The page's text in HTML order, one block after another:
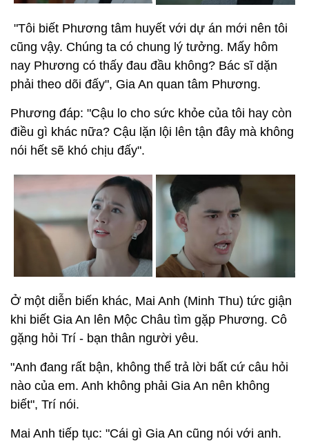
"Tôi biết Phương tâm huyết với dự án mới nên tôi
cũng vậy. Chúng ta có chung lý tưởng. Mấy hôm
nay Phương có thấy đau đầu không? Bác sĩ dặn
phải theo dõi đấy", Gia An quan tâm Phương.
Phương đáp: "Cậu lo cho sức khỏe của tôi hay còn
điều gì khác nữa? Cậu lặn lội lên tận đây mà không
nói hết sẽ khó chịu đấy".
Ở một diễn biến khác, Mai Anh (Minh Thu) tức giận
khi biết Gia An lên Mộc Châu tìm gặp Phương. Cô
gặng hỏi Trí - bạn thân người yêu.
"Anh đang rất bận, không thể trả lời bất cứ câu hỏi
nào của em. Anh không phải Gia An nên không
biết", Trí nói.
Mai Anh tiếp tục: "Cái gì Gia An cũng nói với anh.